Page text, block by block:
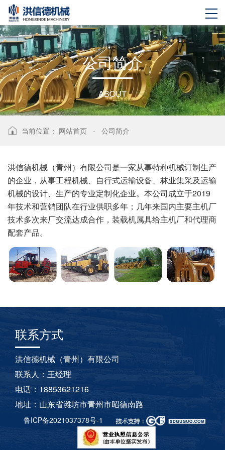
公司简介
ABOUT
当前位置： 网站首页 - 公司简介
洪信德机械（青州）有限公司是一家从事特种机械订制生产
的企业，从事工程机械、自行式运输设备、林业集采及运输
机械的设计、生产的专业定制化企业。本公司成立于2019
年技术和营销团队在行业供职多年；几年来国内主要主机厂
技术多次来厂交流达成合作，装载机属具给主机厂和代理商
配套产品。
联系方式
洪信德机械（青州）有限公司
联系人：王经理
电话：18853621216
地址：山东省潍坊市青州市昭德南路
鲁ICP备2021037378号-1